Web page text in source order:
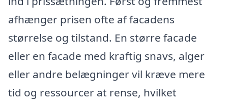
afhænger prisen ofte af facadens
størrelse og tilstand. En større facade
eller en facade med kraftig snavs, alger
eller andre belægninger vil kræve mere
tid og ressourcer at rense, hvilket